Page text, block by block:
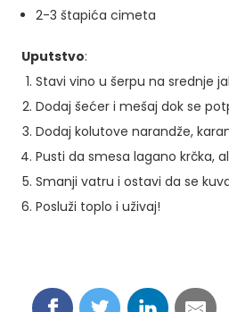
2-3 štapića cimeta
Uputstvo:
Stavi vino u šerpu na srednje
Dodaj šećer i mešaj dok se
Dodaj kolutove narandže,
Pusti da smesa lagano krčka,
Smanji vatru i ostavi da se
Posluži toplo i uživaj!